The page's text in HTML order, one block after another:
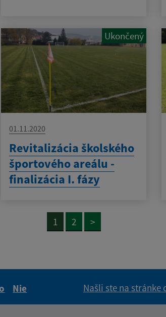
Ukončený
01.11.2020
Revitalizácia školského
športového areálu -
finalizácia I. fázy
1 2 >
Nie
Našli ste na stránke